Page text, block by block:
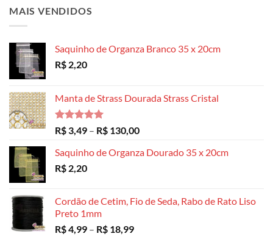
MAIS VENDIDOS
Saquinho de Organza Branco 35 x 20cm
R$ 2,20
Manta de Strass Dourada Strass Cristal
Avaliação
5.00
de 5
R$ 3,49 – R$ 130,00Faixa
preço:
Saquinho de Organza Dourado 35 x 20cm
R$ 2,20
Cordão de Cetim, Fio de Seda, Rabo de Rato Liso
Preto 1mm
R$4,99 – R$ 18,99Faixa